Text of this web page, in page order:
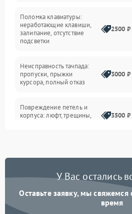
Интерфейсные проблемы
Батарея
Сеть и интернет
Поломка клавиатуры:
неработающие клавиши,
залипание, отсутствие
подсветки
2500 ₽
Неисправность тачпада:
пропуски, прыжки
курсора, полный отказ
3000 ₽
Повреждение петель и
корпуса: люфт, трещины,
3500 ₽
быстрая разрядка,
2500 ₽
Неисправность зарядного
2000 ₽
У Вас остались
Оставьте заявку, мы
время